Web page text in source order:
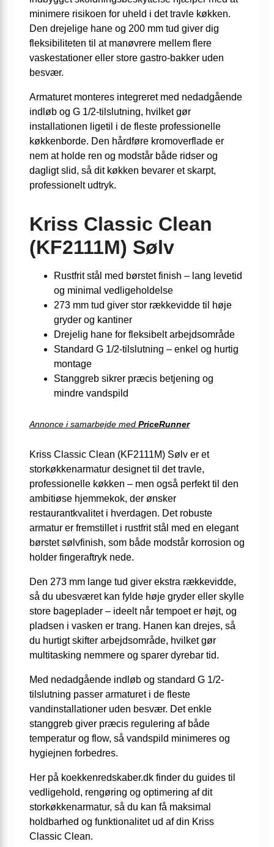
minimere risikoen for uheld i det travle køkken.
Den drejelige hane og 200 mm tud giver dig
fleksibiliteten til at manøvrere mellem flere
vaskestationer eller store gastro‐bakker uden
besvær.
Armaturet monteres integreret med nedadgående
indløb og G 1/2-tilslutning, hvilket gør
installationen ligetil i de fleste professionelle
køkkenborde. Den hårdføre kromoverflade er
nem at holde ren og modstår både ridser og
dagligt slid, så dit køkken bevarer et skarpt,
professionelt udtryk.
Kriss Classic Clean
(KF2111M) Sølv
Rustfrit stål med børstet finish – lang levetid
og minimal vedligeholdelse
273 mm tud giver stor rækkevidde til høje
gryder og kantiner
Drejelig hane for fleksibelt arbejdsområde
Standard G 1/2-tilslutning – enkel og hurtig
montage
Stanggreb sikrer præcis betjening og
mindre vandspild
Annonce i samarbejde med PriceRunner
Kriss Classic Clean (KF2111M) Sølv er et
storkøkkenarmatur designet til det travle,
professionelle køkken – men også perfekt til den
ambitiøse hjemmekok, der ønsker
restaurantkvalitet i hverdagen. Det robuste
armatur er fremstillet i rustfrit stål med en elegant
børstet sølvfinish, som både modstår korrosion og
holder fingeraftryk nede.
Den 273 mm lange tud giver ekstra rækkevidde,
så du ubesværet kan fylde høje gryder eller skylle
store bageplader – ideelt når tempoet er højt, og
pladsen i vasken er trang. Hanen kan drejes, så
du hurtigt skifter arbejdsområde, hvilket gør
multitasking nemmere og sparer dyrebar tid.
Med nedadgående indløb og standard G 1/2-
tilslutning passer armaturet i de fleste
vandinstallationer uden besvær. Det enkle
stanggreb giver præcis regulering af både
temperatur og flow, så vandspild minimeres og
hygiejnen forbedres.
Her på koekkenredskaber.dk finder du guides til
vedligehold, rengøring og optimering af dit
storkøkkenarmatur, så du kan få maksimal
holdbarhed og funktionalitet ud af din Kriss
Classic Clean.